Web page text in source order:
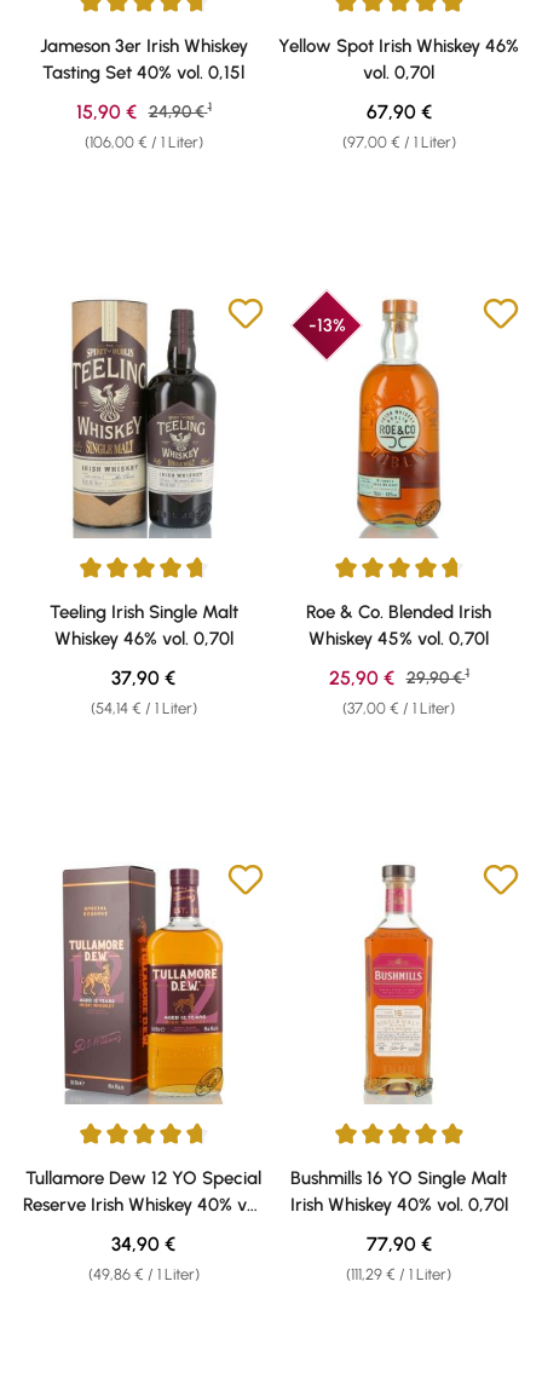
Durchschnittliche Bewertung von 4.76 von 5 Sternen
Jameson 3er Irish Whiskey
Tasting Set 40% vol. 0,15l
(106,00 € / 1 Liter)
Verkaufspreis:
15,90 € Regulärer Preis:
24,90 € 1
Durchschnittliche Bewertung
Yellow Spot Irish Whiskey 46%
vol. 0,70l
(97,00 € / 1 Liter)
Regulärer Preis:
67,90 €
Durchschnittliche Bewertung von 4.86 von 5 Sternen
Teeling Irish Single Malt
Whiskey 46% vol. 0,70l
(54,14 € / 1 Liter)
Regulärer Preis:
37,90 €
-13%
Durchschnittliche Bewertung
Roe & Co. Blended Irish
Whiskey 45% vol. 0,70l
(37,00 € / 1 Liter)
Verkaufspreis:
25,90 € Regulärer Preis:
29,90 € 1
Durchschnittliche Bewertung von 4.78 von 5 Sternen
Tullamore Dew 12 YO Special
Reserve Irish Whiskey 40% vol.
0,70l
(49,86 € / 1 Liter)
Regulärer Preis:
34,90 €
Durchschnittliche Bewertung
Bushmills 16 YO Single Malt
Irish Whiskey 40% vol. 0,70l
(111,29 € / 1 Liter)
Regulärer Preis:
77,90 €